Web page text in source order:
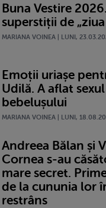
Buna Vestire
superstiții de
MARIANA VOINEA | LUNI,
Emoții uriașe
Udilă. A aflat sexul
bebelușului
MARIANA VOINEA | LUNI,
Andreea Bălan și
Cornea s-au
mare secret.
de la cununia lor
restrâns